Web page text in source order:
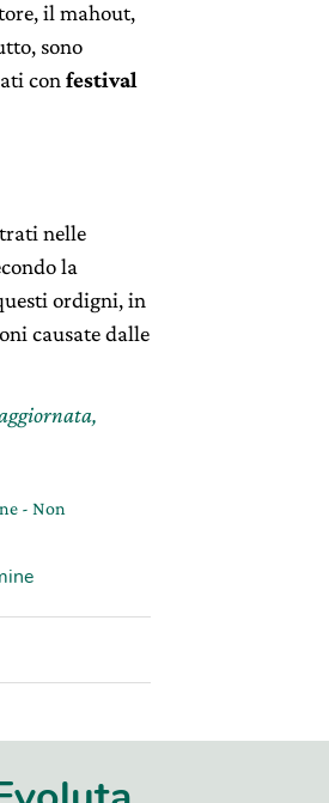
il mahout,
sono
confestival
nelle
la
ordigni, in
causate dalle
- Non